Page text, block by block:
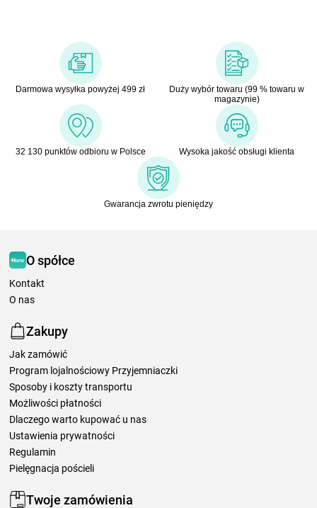
Darmowa wysyłka powyżej 499 zł
Duży wybór towaru (99 % towaru w
magazynie)
32 130 punktów odbioru w Polsce Wysoka jakość obsługi klienta
Gwarancja zwrotu pieniędzy
O spółce
Kontakt
O nas
Zakupy
Jak zamówić
Program lojalnościowy Przyjemniaczki
Sposoby i koszty transportu
Możliwości płatności
Dlaczego warto kupować u nas
Ustawienia prywatności
Regulamin
Pielęgnacja pościeli
Twoje zamówienia